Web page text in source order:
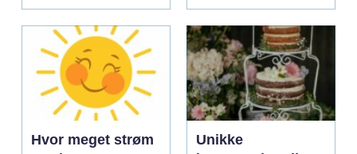
Hvor meget strøm
Unikke